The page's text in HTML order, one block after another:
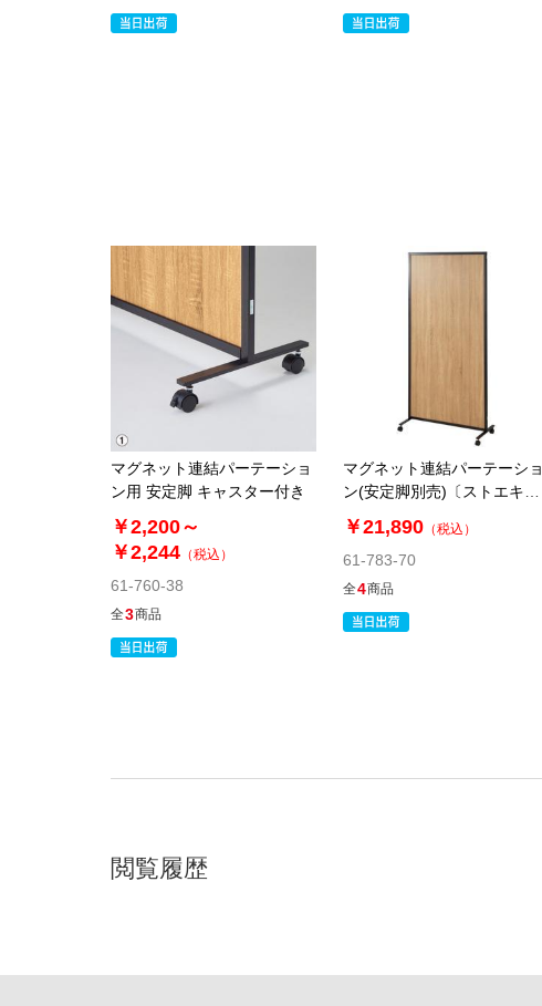
マグネット連結パーテーショ
ン用 安定脚 キャスター付き
￥2,200～
￥2,244 （税込）
61-760-38
全3商品
マグネット連結パーテーショ
ン(安定脚別売)〔ストエキオ
リジナル〕
￥21,890 （税込）
61-783-70
全4商品
閲覧履歴